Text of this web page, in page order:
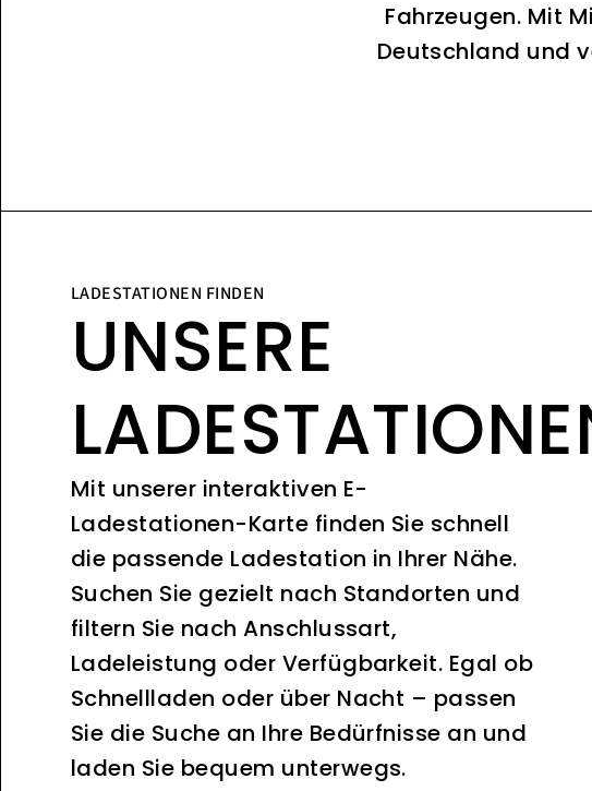
Fahrzeugen. Mit
Deutschland und
LADESTATIONEN FINDEN
UNSERE
Mit unserer interaktiven E-
Ladestationen-Karte finden Sie schnell
die passende Ladestation in Ihrer Nähe.
Suchen Sie gezielt nach Standorten und
filtern Sie nach Anschlussart,
Ladeleistung oder Verfügbarkeit. Egal ob
Schnellladen oder über Nacht – passen
Sie die Suche an Ihre Bedürfnisse an und
laden Sie bequem unterwegs.